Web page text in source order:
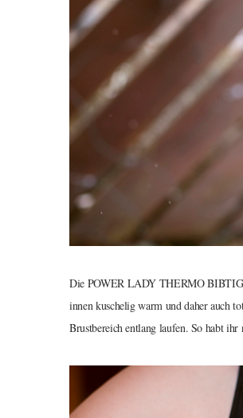
Die POWER LADY THERMO
innen kuschelig warm und daher auch
Brustbereich entlang laufen. So habt